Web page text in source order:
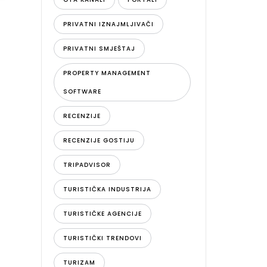
PRIVATNI IZNAJMLJIVAČI
PRIVATNI SMJEŠTAJ
PROPERTY MANAGEMENT
SOFTWARE
RECENZIJE
RECENZIJE GOSTIJU
TRIPADVISOR
TURISTIČKA INDUSTRIJA
TURISTIČKE AGENCIJE
TURISTIČKI TRENDOVI
TURIZAM